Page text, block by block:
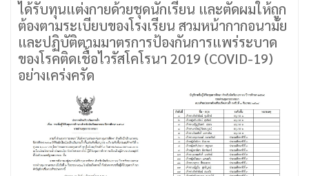
ได้รับทุนแต่งกายด้วยชุดนักเรียน และตัดผมให้ถูก
ต้องตามระเบียบของโรงเรียน สวมหน้ากากอนามัย
และปฏิบัติตามมาตรการป้องกันการแพร่ระบาด
ของโรคติดเชื้อไวรัสโคโรนา 2019 (COVID-19)
อย่างเคร่งครัด